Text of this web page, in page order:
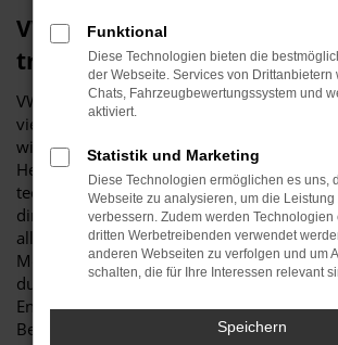
VW Neuwagen – neues
traditionsreiches Autohaus
VW Neuwagen haben wir im Autohaus
vielen Jahrzehnten im Programm. Wenn
wir die einzelnen Generationen bei diesem
Hersteller kommen und gehen und wissen
technische Exzellenz. Fakt ist, dass kein
direkten Vergleich mit dem Wettbewerb
allem hinsichtlich der Technik und
Modelle in der ersten Liga und
durch Ihre Vielfalt. Kurz gesagt: VW
Ende gedacht und ausgereift, was wir
Besuch vor Ort vorführen und anhand
Funktional
Diese Technologien bieten die
der Webseite. Services von Drittanbietern
Chats, Fahrzeugbewertungssystem und
aktiviert.
Statistik und Marketing
Diese Technologien ermöglichen es uns,
Webseite zu analysieren, um die
verbessern. Zudem werden Technologien
dritten Werbetreibenden verwendet
anderen Webseiten zu verfolgen und um
schalten, die für Ihre Interessen relevant
Speichern